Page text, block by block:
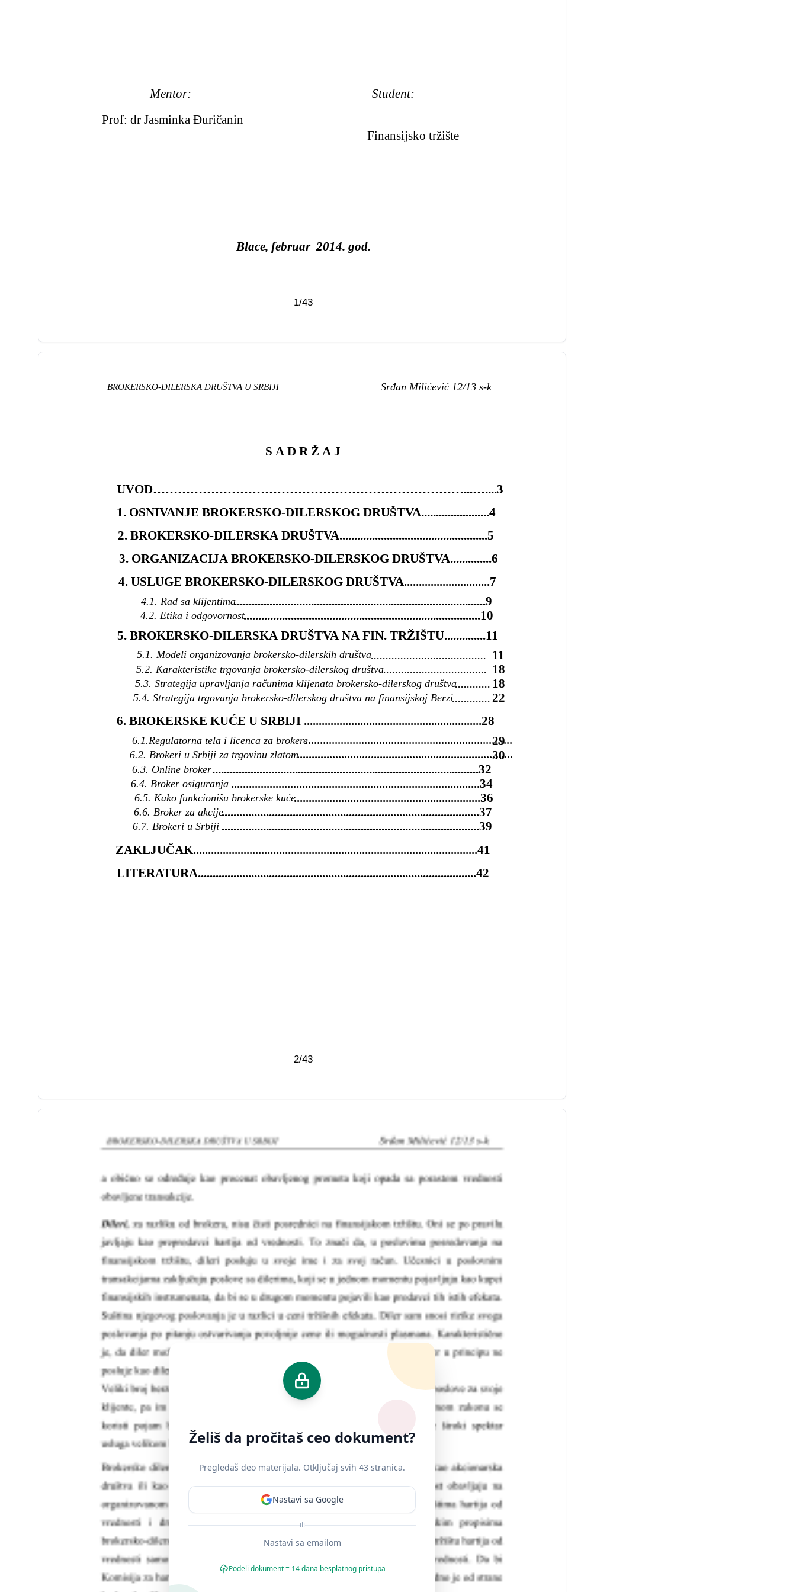
Mentor: Student:
Prof: dr Jasminka Đuričanin
Finansijsko tržište
Blace, februar 2014. god.
1/43
BROKERSKO-DILERSKA DRUŠTVA U SRBIJISrđan Milićević 12/13 s-k
S A D R Ž A J
UVOD…………………………………………………………………...…....3
1. OSNIVANJE BROKERSKO-DILERSKOG DRUŠTVA.......................4
2. BROKERSKO-DILERSKA DRUŠTVA..................................................5
3. ORGANIZACIJA BROKERSKO-DILERSKOG DRUŠTVA..............6
4. USLUGE BROKERSKO-DILERSKOG DRUŠTVA.............................7
4.1. Rad sa klijentima.....................................................................................9
4.2. Etika i odgovornost................................................................................10
5. BROKERSKO-DILERSKA DRUŠTVA NA FIN. TRŽIŠTU..............11
5.1. Modeli organizovanja brokersko-dilerskih društva....................................... 11
5.2. Karakteristike trgovanja brokersko-dilerskog društva................................... 18
5.3. Strategija upravljanja računima klijenata brokersko-dilerskog društva............ 18
5.4. Strategija trgovanja brokersko-dilerskog društva na finansijskoj Berzi.............22
6. BROKERSKE KUĆE U SRBIJI ............................................................28
6.1.Regulatorna tela i licenca za brokere......................................................................
29
6.2. Brokeri u Srbiji za trgovinu zlatom.........................................................................
30
6.3. Online broker..........................................................................................32
6.4. Broker osiguranja ....................................................................................34
6.5. Kako funkcionišu brokerske kuće...............................................................36
6.6. Broker za akcije.......................................................................................37
6.7. Brokeri u Srbiji.......................................................................................39
ZAKLJUČAK................................................................................................41
LITERATURA..............................................................................................42
2/43
Želiš da pročitaš ceo dokument?
Pregledaš deo materijala. Otključaj svih 43 stranica.
Nastavi sa Google
ili
Nastavi sa emailom
Podeli dokument = 14 dana besplatnog pristupa